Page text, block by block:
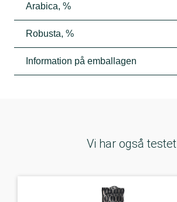
Arabica, %
Robusta, %
Information på emballagen
Vi har også testet